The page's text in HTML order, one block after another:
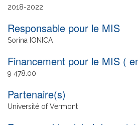
2018
Date
de
fin
2022
Responsable pour le MIS
Sorina IONICA
Financement pour le MIS (
9 478.00
Partenaire(s)
Université of Vermont